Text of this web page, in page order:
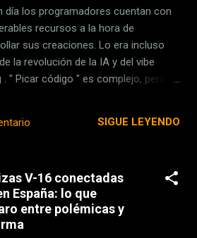
ya estamos preguntándonos qué
que prometimos en enero con
en la mano. Este año quiero que
. No porque vaya a hacer nada
sino porque quiero apoyarme en
durante todo 2026. O, al menos,
día los programadores cuentan con
recursos a la hora de
sus creaciones. Lo era incluso
la revolución de la IA y del vibe
. " Picar código " es complejo, pero al
(IDE) que facilitan la programación
modesto puede servir para
los asistentes IA hayan
los costes. Hace medio siglo las
muy distintas, y quienes se
SIGUE LEYENDO
V-16 conectadas
España: lo que
entre polémicas y